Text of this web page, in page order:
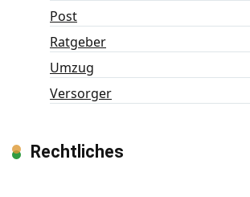
Post
Ratgeber
Umzug
Versorger
Rechtliches